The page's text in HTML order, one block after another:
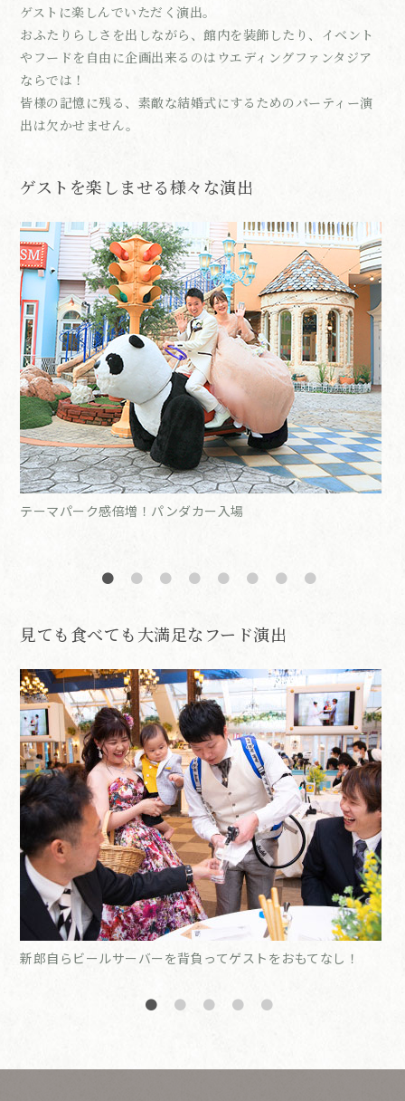
ゲストに楽しんでいただく演出。
おふたりらしさを出しながら、館内を装飾したり、イベント
やフードを自由に企画出来るのはウエディングファンタジア
ならでは！
皆様の記憶に残る、素敵な結婚式にするためのパーティー演
出は欠かせません。
ゲストを楽しませる様々な演出
テーマパーク感倍増！パンダカー入場
見ても食べても大満足なフード演出
新郎自らビールサーバーを背負ってゲストをおもてなし！